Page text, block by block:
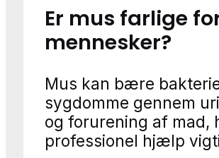
Er mus farlige
mennesker?
Mus kan bære
sygdomme gennem
og forurening af mad,
professionel hjælp